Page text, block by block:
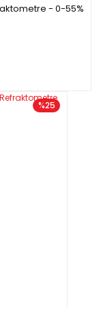
- 0-55%
%25